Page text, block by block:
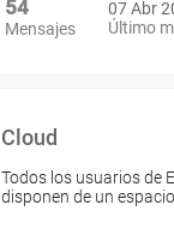
54
Mensajes
07 Abr
Último
Cloud
Todos los usuarios de
disponen de un espacio